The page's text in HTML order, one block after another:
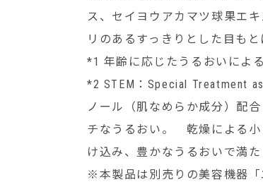
ス、セイヨウアカマツ球果エ
リのあるすっきりとした目もと
*1 年齢に応じたうるおいによ
*2 STEM：Special Treatment
ノール（肌なめらか成分）
チなうるおい。 乾燥による小
け込み、豊かなうるおいで満た
※本製品は別売りの美容機器